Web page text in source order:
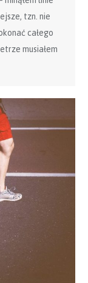
tzn. nie
całego
musiałem